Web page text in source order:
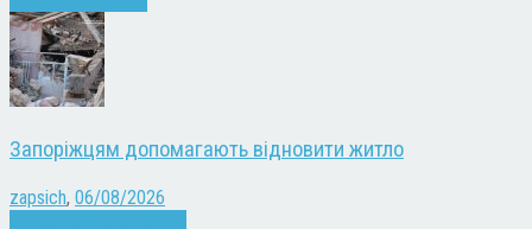
Запоріжцям допомагають відновити житло
zapsich, 06/08/2026